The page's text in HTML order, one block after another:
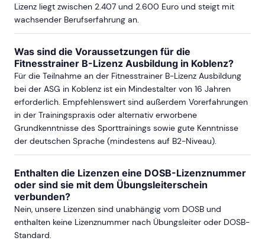
ab Sa, 13. Februar 2027
ab Sa, 8. Mai 2027
ab Sa, 21. August 2027
ab Sa, 30. Oktober 2027
mehr Termine in Düsseldorf anzeigen
RHEIN-NECKAR-REGION
Lizenz liegt zwischen 2.407 und 2.600 Euro und steigt mit
wachsender Berufserfahrung an.
Was sind die Voraussetzungen für die
Fitnesstrainer B-Lizenz Ausbildung in Koblenz?
Für die Teilnahme an der Fitnesstrainer B-Lizenz Ausbildung
bei der ASG in Koblenz ist ein Mindestalter von 16 Jahren
erforderlich. Empfehlenswert sind außerdem Vorerfahrungen
in der Trainingspraxis oder alternativ erworbene
Grundkenntnisse des Sporttrainings sowie gute Kenntnisse
der deutschen Sprache (mindestens auf B2-Niveau).
Enthalten die Lizenzen eine DOSB-Lizenznummer
oder sind sie mit dem Übungsleiterschein
verbunden?
Nein, unsere Lizenzen sind unabhängig vom DOSB und
enthalten keine Lizenznummer nach Übungsleiter oder DOSB-
Standard.